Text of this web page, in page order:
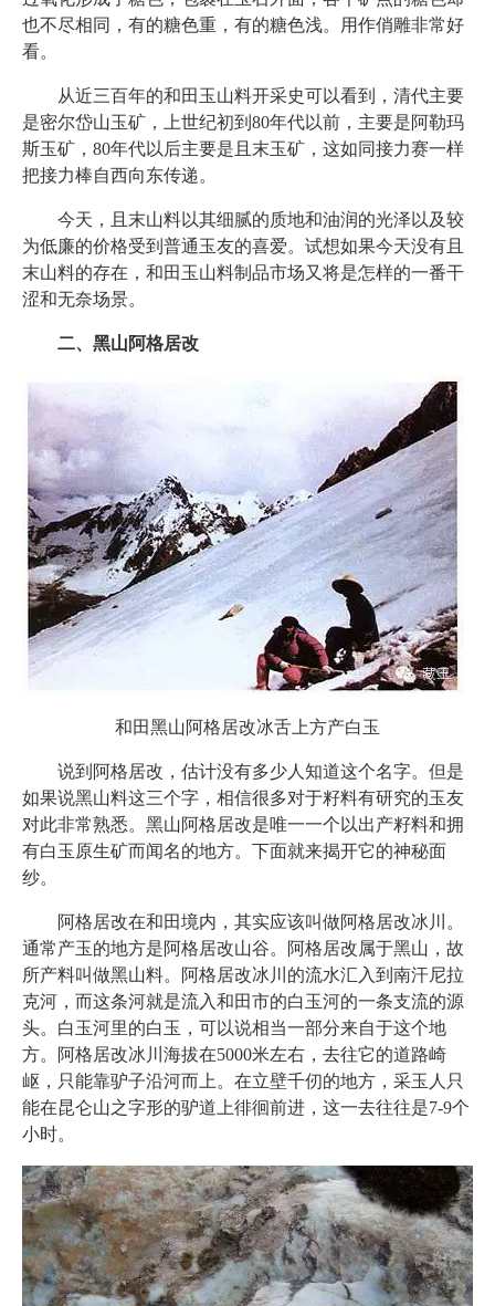
也不尽相同，有的糖色重，有的糖色浅。用作俏雕非常好
看。
从近三百年的和田玉山料开采史可以看到，清代主要
是密尔岱山玉矿，上世纪初到80年代以前，主要是阿勒玛
斯玉矿，80年代以后主要是且末玉矿，这如同接力赛一样
把接力棒自西向东传递。
今天，且末山料以其细腻的质地和油润的光泽以及较
为低廉的价格受到普通玉友的喜爱。试想如果今天没有且
末山料的存在，和田玉山料制品市场又将是怎样的一番干
涩和无奈场景。
二、黑山阿格居改
和田黑山阿格居改冰舌上方产白玉
说到阿格居改，估计没有多少人知道这个名字。但是
如果说黑山料这三个字，相信很多对于籽料有研究的玉友
对此非常熟悉。黑山阿格居改是唯一一个以出产籽料和拥
有白玉原生矿而闻名的地方。下面就来揭开它的神秘面
纱。
阿格居改在和田境内，其实应该叫做阿格居改冰川。
通常产玉的地方是阿格居改山谷。阿格居改属于黑山，故
所产料叫做黑山料。阿格居改冰川的流水汇入到南汗尼拉
克河，而这条河就是流入和田市的白玉河的一条支流的源
头。白玉河里的白玉，可以说相当一部分来自于这个地
方。阿格居改冰川海拔在5000米左右，去往它的道路崎
岖，只能靠驴子沿河而上。在立壁千仞的地方，采玉人只
能在昆仑山之字形的驴道上徘徊前进，这一去往往是7-9个
小时。